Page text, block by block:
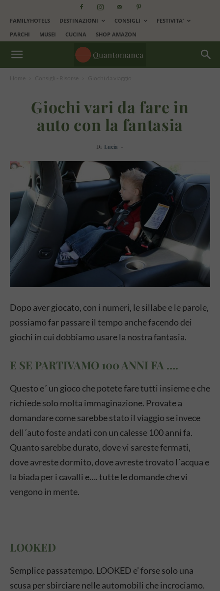
FAMILYHOTELS DESTINAZIONI CONSIGLI
FESTIVITA’
PARCHI
MUSEI CUCINA SHOP AMAZON
Giochi vari da fare in
auto con la fantasia
Di Lucia -
Dopo aver giocato, con i numeri, le sillabe e le parole,
possiamo far passare il tempo anche facendo dei
giochi in cui dobbiamo usare la nostra fantasia.
E SE PARTIVAMO 100 ANNI FA ….
Questo e´ un gioco che potete fare tutti insieme e che
richiede solo molta immaginazione. Provate a
domandare come sarebbe stato il viaggio se invece
dell´auto foste andati con un calesse 100 anni fa.
Quanto sarebbe durato, dove vi sareste fermati,
dove avreste dormito, dove avreste trovato l´acqua e
la biada per i cavalli e…. tutte le domande che vi
vengono in mente.
LOOKED
Semplice passatempo. LOOKED e’ forse solo una
scusa per sbirciare nelle automobili che incrociamo.